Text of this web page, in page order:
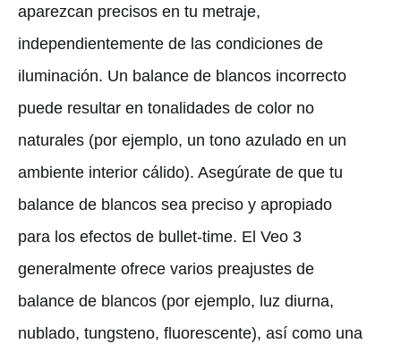
aparezcan precisos en tu metraje,
independientemente de las condiciones de
iluminación. Un balance de blancos incorrecto
puede resultar en tonalidades de color no
naturales (por ejemplo, un tono azulado en un
ambiente interior cálido). Asegúrate de que tu
balance de blancos sea preciso y apropiado
para los efectos de bullet-time. El Veo 3
generalmente ofrece varios preajustes de
balance de blancos (por ejemplo, luz diurna,
nublado, tungsteno, fluorescente), así como una